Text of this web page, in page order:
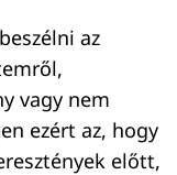
az
vagy nem
ezért az, hogy
előtt,